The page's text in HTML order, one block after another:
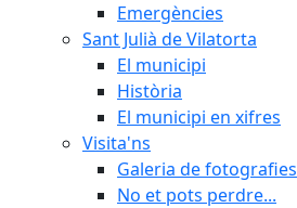
Emergències
Sant Julià de Vilatorta
El municipi
Història
El municipi en xifres
Visita'ns
Galeria de fotografies
No et pots perdre...